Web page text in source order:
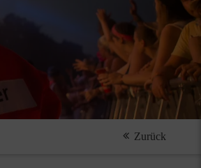
Zurück